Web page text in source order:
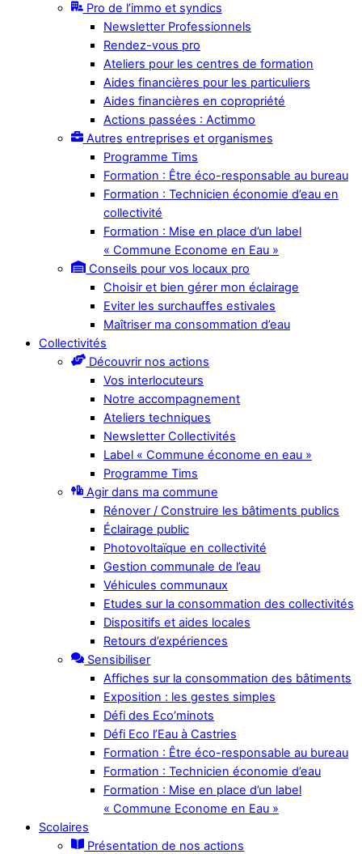
Pro de l’immo et syndics
Newsletter Professionnels
Rendez-vous pro
Ateliers pour les centres de formation
Aides financières pour les particuliers
Aides financières en copropriété
Actions passées : Actimmo
Autres entreprises et organismes
Programme Tims
Formation : Être éco-responsable au bureau
Formation : Technicien économie d’eau en
collectivité
Formation : Mise en place d’un label
« Commune Econome en Eau »
Conseils pour vos locaux pro
Choisir et bien gérer mon éclairage
Eviter les surchauffes estivales
Maîtriser ma consommation d’eau
Collectivités
Découvrir nos actions
Vos interlocuteurs
Notre accompagnement
Ateliers techniques
Newsletter Collectivités
Label « Commune économe en eau »
Programme Tims
Agir dans ma commune
Rénover / Construire les bâtiments publics
Éclairage public
Photovoltaïque en collectivité
Gestion communale de l’eau
Véhicules communaux
Etudes sur la consommation des collectivités
Dispositifs et aides locales
Retours d’expériences
Sensibiliser
Affiches sur la consommation des bâtiments
Exposition : les gestes simples
Défi des Eco’minots
Défi Eco l’Eau à Castries
Formation : Être éco-responsable au bureau
Formation : Technicien économie d’eau
Formation : Mise en place d’un label
« Commune Econome en Eau »
Scolaires
Présentation de nos actions